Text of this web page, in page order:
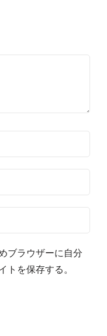
ブラウザーに自分
を保存する。